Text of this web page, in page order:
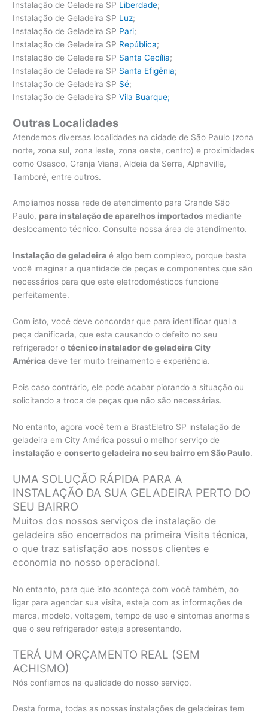
Instalação de Geladeira SP Liberdade;
Instalação de Geladeira SP Luz;
Instalação de Geladeira SP Pari;
Instalação de Geladeira SP República;
Instalação de Geladeira SP Santa Cecília;
Instalação de Geladeira SP Santa Efigênia;
Instalação de Geladeira SP Sé;
Instalação de Geladeira SPVila Buarque;
Outras Localidades
Atendemos diversas localidades na cidade de São Paulo (zona
norte, zona sul, zona leste, zona oeste, centro) e proximidades
como Osasco, Granja Viana, Aldeia da Serra, Alphaville,
Tamboré, entre outros.
Ampliamos nossa rede de atendimento para Grande São
Paulo, para instalação de aparelhos importados mediante
deslocamento técnico. Consulte nossa área de atendimento.
Instalação de geladeira é algo bem complexo, porque basta
você imaginar a quantidade de peças e componentes que são
necessários para que este eletrodomésticos funcione
perfeitamente.
Com isto, você deve concordar que para identificar qual a
peça danificada, que esta causando o defeito no seu
refrigerador otécnico instalador de geladeira City
América deve ter muito treinamento e experiência.
Pois caso contrário, ele pode acabar piorando a situação ou
solicitando a troca de peças que não são necessárias.
No entanto, agora você tem a BrastEletro SP instalação de
geladeira em City América possui o melhor serviço de
instalação econserto geladeira no seu bairro em São Paulo.
UMA SOLUÇÃO RÁPIDA PARA A
INSTALAÇÃO DA SUA GELADEIRA PERTO DO
SEU BAIRRO
Muitos dos nossos serviços de instalação de
geladeira são encerrados na primeira Visita técnica,
o que traz satisfação aos nossos clientes e
economia no nosso operacional.
No entanto, para que isto aconteça com você também, ao
ligar para agendar sua visita, esteja com as informações de
marca, modelo, voltagem, tempo de uso e sintomas anormais
que o seu refrigerador esteja apresentando.
TERÁ UM ORÇAMENTO REAL (SEM
ACHISMO)
Nós confiamos na qualidade do nosso serviço.
Desta forma, todas as nossas instalações de geladeiras tem